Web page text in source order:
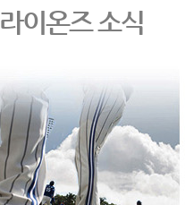
라이온즈 소식